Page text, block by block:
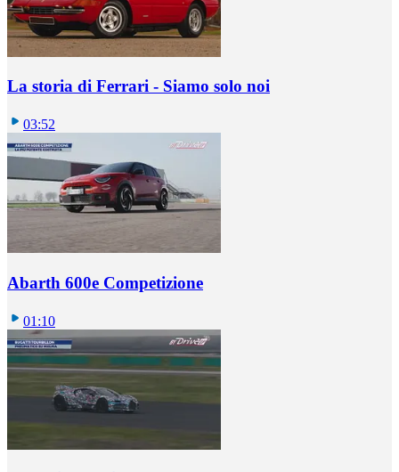
La storia di Ferrari - Siamo solo noi
03:52
Abarth 600e Competizione
01:10